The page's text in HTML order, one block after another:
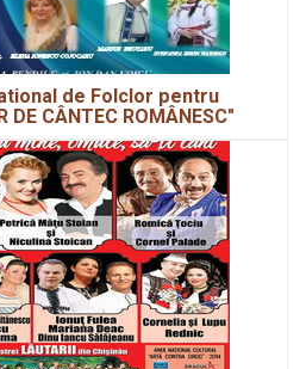
de Folclor pentru
CÂNTEC ROMÂNESC"